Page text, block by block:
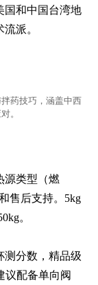
国和中国台湾地
派。
药技巧，涵盖中西
。
源类型（燃
售后支持。5kg
。
测分数，精品级
议配备单向阀